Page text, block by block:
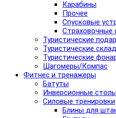
Карабины
Прочее
Спусковые
Страховочные
Туристические
Туристические
Туристические
Шагомеры/Компас
Фитнес и тренажеры
Батуты
Инверсионные столы
Силовые тренировки
Блины для